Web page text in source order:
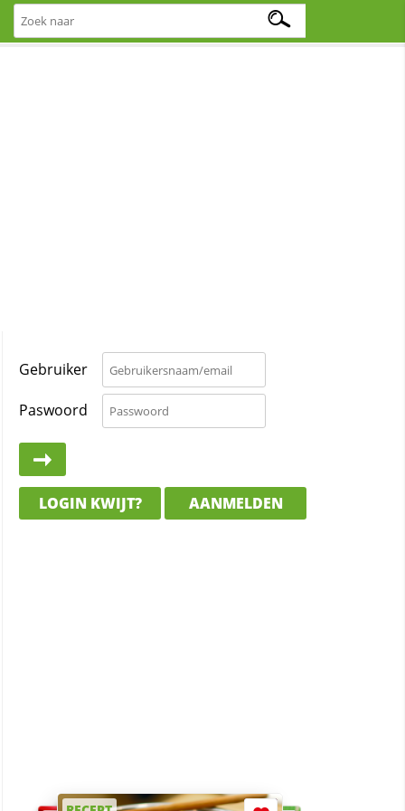
Gebruiker
Paswoord
LOGIN KWIJT? AANMELDEN